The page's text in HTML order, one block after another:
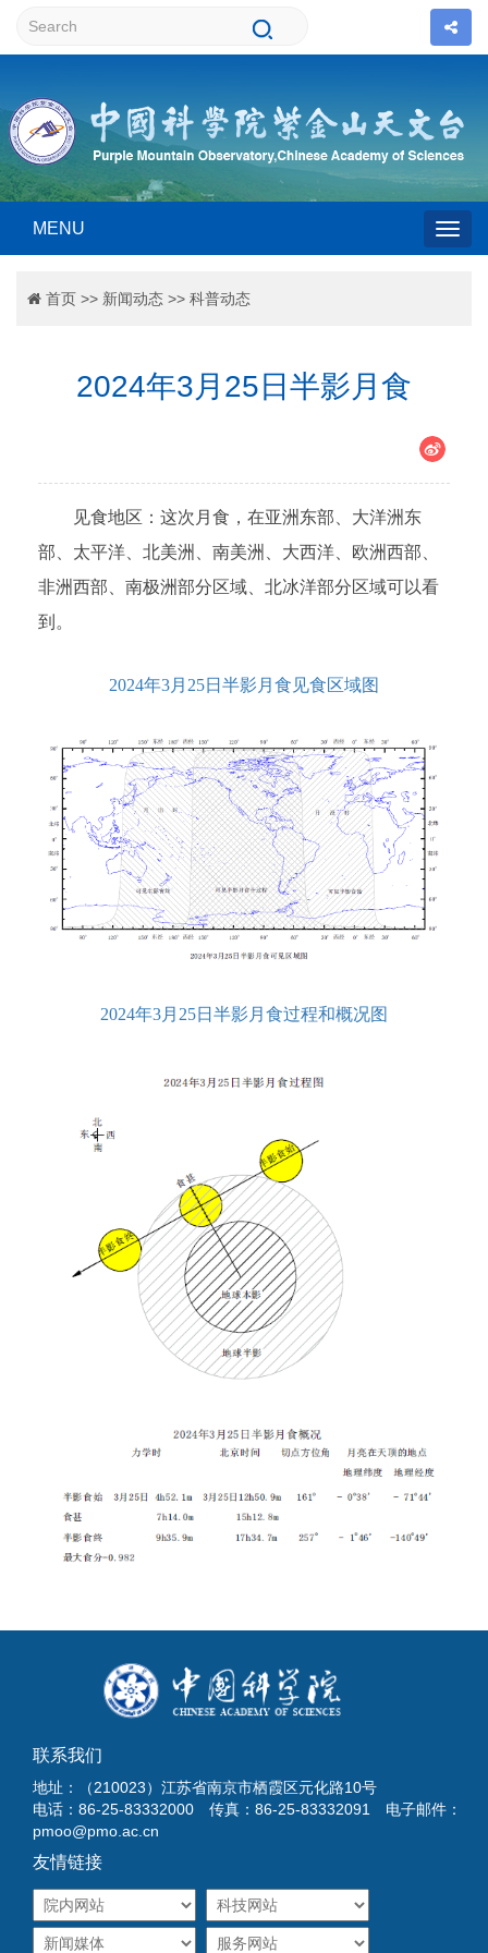
MENU
首页 >> 新闻动态 >> 科普动态
2024年3月25日半影月食
见食地区：这次月食，在亚洲东部、大洋洲东
部、太平洋、北美洲、南美洲、大西洋、欧洲西部、
非洲西部、南极洲部分区域、北冰洋部分区域可以看
到。
2024年3月25日半影月食见食区域图
2024年3月25日半影月食过程和概况图
联系我们
地址：（210023）江苏省南京市栖霞区元化路10号
电话：86-25-83332000 传真：86-25-83332091 电子邮件：
pmoo@pmo.ac.cn
友情链接